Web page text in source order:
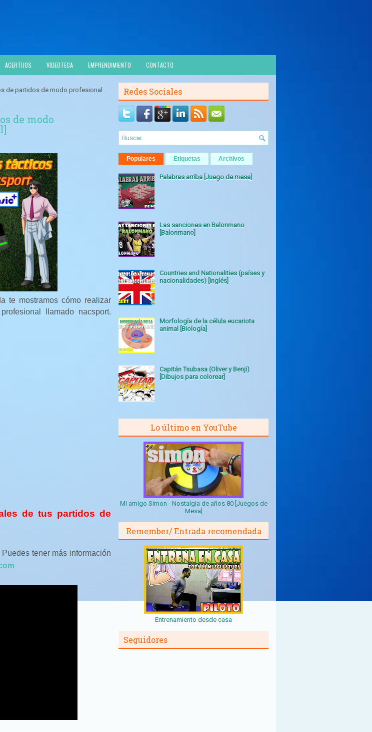
ACERTIJOS VIDEOTECA EMPRENDIMIENTO CONTACTO
de partidos de modo profesional
de modo
te mostramos cómo realizar
llamado nacsport.
de tus partidos de
Puedes tener más información
Redes Sociales
Populares Etiquetas Archivos
Palabras arriba [Juego de mesa]
Las sanciones en Balonmano
[Balonmano]
Countries and Nationalities (países y
nacionalidades) [Inglés]
Morfología de la célula eucariota
animal [Biología]
Capitán Tsubasa (Oliver y Benji)
[Dibujos para colorear]
Lo último en YouTube
Mi amigo Simon - Nostalgia de años 80 [Juegos de
Mesa]
Remember/ Entrada recomendada
Entrenamiento desde casa
Seguidores